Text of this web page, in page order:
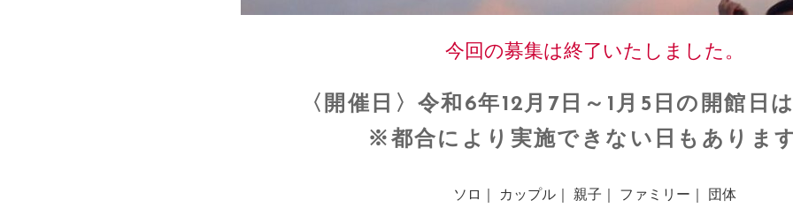
今回の募集は終了いたしました。
〈開催日〉令和6年12月7日～1月5日の開館日
※都合により実施できない日もありま
ソロ｜ カップル｜ 親子｜ ファミリー｜ 団体